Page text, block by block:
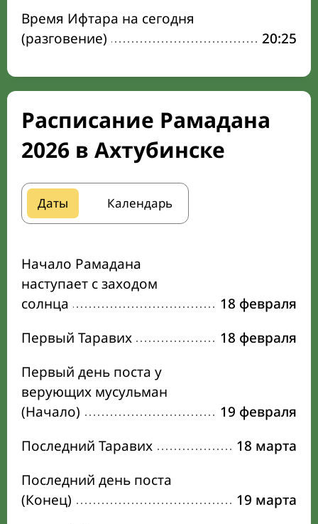
Время Ифтара на сегодня
(разговение)
20:25
Расписание Рамадана
2026 в Ахтубинске
Даты Календарь
Начало Рамадана
наступает с заходом
солнца
18 февраля
Первый Таравих
18 февраля
Первый день поста у
верующих мусульман
(Начало)
19 февраля
Последний Таравих
18 марта
Последний день поста
(Конец)
19 марта